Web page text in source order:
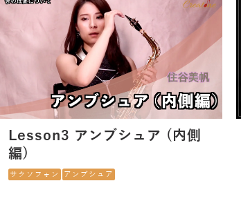
Lesson3 アンブシュア (内側
編)
サクソフォン アンブシュア